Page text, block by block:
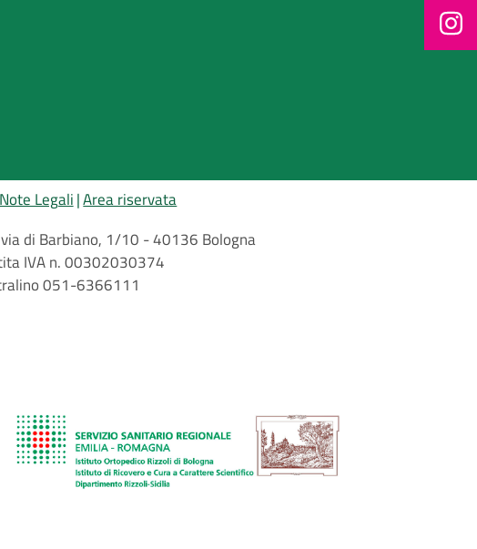
Note Legali Area riservata
di Barbiano, 1/10 - 40136 Bologna
IVA n. 00302030374
051-6366111